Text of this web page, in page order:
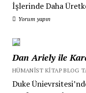
İşlerinde Daha
Yorum yapın
Dan Ariely ile
HÜMANIST KITAP BLOG
Duke